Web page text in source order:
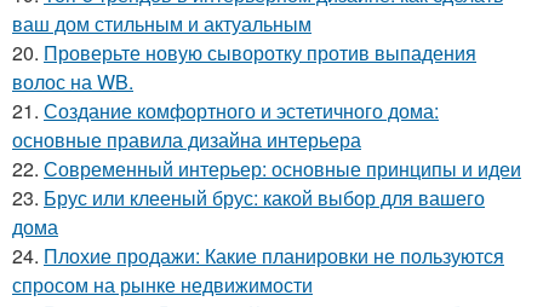
ваш дом стильным и актуальным
20. Проверьте новую сыворотку против выпадения
волос на WB.
21. Создание комфортного и эстетичного дома:
основные правила дизайна интерьера
22. Современный интерьер: основные принципы и идеи
23. Брус или клееный брус: какой выбор для вашего
дома
24. Плохие продажи: Какие планировки не пользуются
спросом на рынке недвижимости